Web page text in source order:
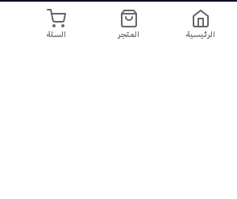
سياسة الخصوصية
سياسة الإستبدال والإسترجاع
الرئيسية المتجر السلة